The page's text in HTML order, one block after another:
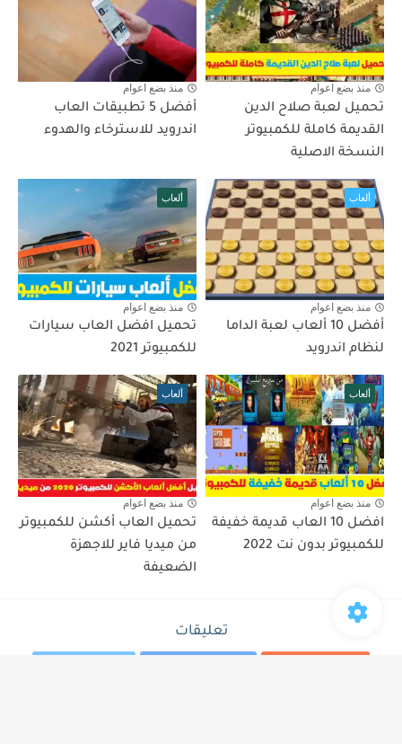
منذ بضع اعوام
تحميل لعبة صلاح الدين
القديمة كاملة للكمبيوتر
النسخة الاصلية
منذ بضع اعوام
أفضل 5 تطبيقات العاب
اندرويد للاسترخاء والهدوء
ألعاب
منذ بضع اعوام
أفضل 10 ألعاب لعبة الداما
لنظام اندرويد
ألعاب
منذ بضع اعوام
تحميل افضل العاب سيارات
للكمبيوتر 2021
ألعاب
منذ بضع اعوام
افضل 10 العاب قديمة خفيفة
للكمبيوتر بدون نت 2022
ألعاب
منذ بضع اعوام
تحميل العاب أكشن للكمبيوتر
من ميديا فاير للاجهزة
الضعيفة
تعليقات